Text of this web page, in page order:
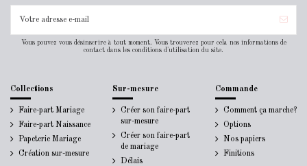
Vous pouvez vous désinscrire à tout moment. Vous trouverez pour cela nos informations de
contact dans les conditions d'utilisation du site.
Collections
Faire-part Mariage
Faire-part Naissance
Papeterie Mariage
Création sur-mesure
Sur-mesure
Créer son faire-part
sur-mesure
Créer son faire-part
de mariage
Délais
Commande
Comment ça marche?
Options
Nos papiers
Finitions